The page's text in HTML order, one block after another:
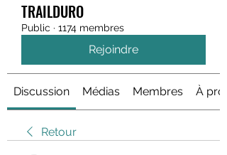
TRAILDURO
Public · 1174 membres
Rejoindre
Discussion Médias Membres À
Retour